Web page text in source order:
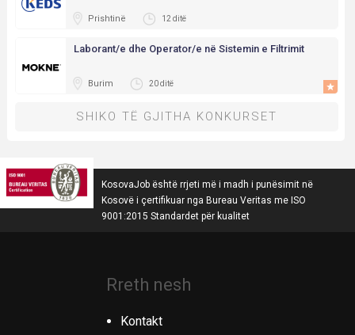
Prishtinë 12 ditë
Laborant/e dhe Operator/e në Sistemin e Filtrimit
Burim 20 ditë
SHIKO TË GJITHA KONKURSET
KosovaJob është rrjeti më i madh i punësimit në
Kosovë i çertifikuar nga Bureau Veritas me ISO
9001:2015 Standardet për kualitet
Rreth nesh
Kontakt